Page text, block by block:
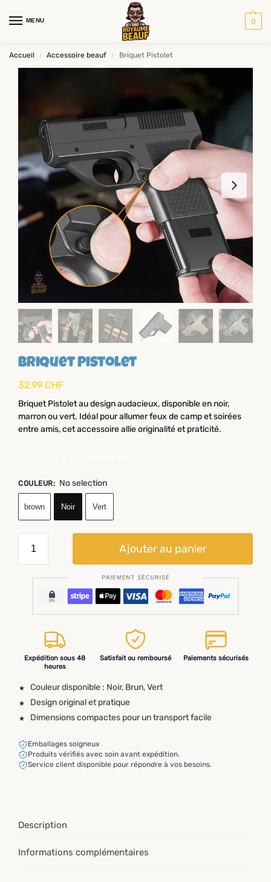
MENU 0
Accueil / Accessoire beauf / Briquet Pistolet
Briquet Pistolet
32.99 CHF
Briquet Pistolet au design audacieux, disponible en noir,
marron ou vert. Idéal pour allumer feux de camp et soirées
entre amis, cet accessoire allie originalité et praticité.
COULEUR: No selection
brown Noir Vert
Ajouter au panier
Expédition sous 48
heures
Satisfait ou remboursé Paiements sécurisés
Couleur disponible : Noir, Brun, Vert
Design original et pratique
Dimensions compactes pour un transport facile
Emballages soigneux
Produits vérifiés avec soin avant expédition.
Service client disponible pour répondre à vos besoins.
Description
Informations complémentaires